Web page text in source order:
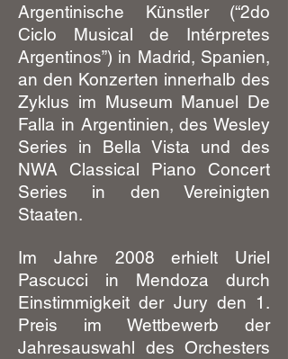
Argentinische Künstler (“2do
Ciclo Musical de Intérpretes
Argentinos”) in Madrid, Spanien,
an den Konzerten innerhalb des
Zyklus im Museum Manuel De
Falla in Argentinien, des Wesley
Series in Bella Vista und des
NWA Classical Piano Concert
Series in den Vereinigten
Staaten.
Im Jahre 2008 erhielt Uriel
Pascucci in Mendoza durch
Einstimmigkeit der Jury den 1.
Preis im Wettbewerb der
Jahresauswahl des Orchesters